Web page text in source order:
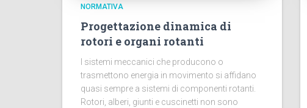
NORMATIVA
Progettazione dinamica di
rotori e organi rotanti
I sistemi meccanici che producono o
trasmettono energia in movimento si affidano
quasi sempre a sistemi di componenti rotanti.
Rotori, alberi, giunti e cuscinetti non sono